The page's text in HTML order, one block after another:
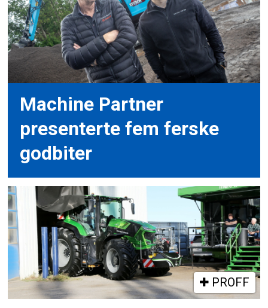
Machine Partner
presenterte fem ferske
godbiter
PROFF